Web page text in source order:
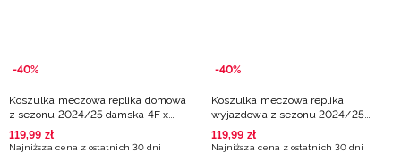
-40%
Koszulka meczowa replika domowa
z sezonu 2024/25 damska 4F x
Polonia Warszawa - multikolor
119,99 zł
Najniższa cena z ostatnich 30 dni
-40%
Koszulka meczowa replika
wyjazdowa z sezonu 2024/25
damska 4F x Polonia Warszawa -
multikolor
119,99 zł
Najniższa cena z ostatnich 30 dni